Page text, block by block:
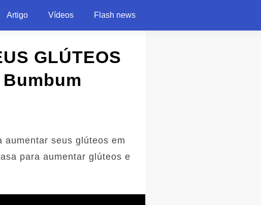
Artigo Vídeos Flash news
GLÚTEOS
seus glúteos em
para aumentar glúteos e